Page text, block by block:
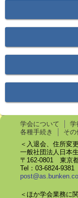
学会について 学
各種手続き
その
＜入退会、住所変
一般社団法人日本
〒162-0801 東京
Tel：03-6824-
＜ほか学会業務に